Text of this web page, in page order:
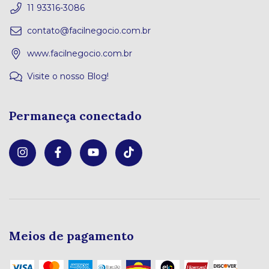
11 93316-3086
contato@facilnegocio.com.br
www.facilnegocio.com.br
Visite o nosso Blog!
Permaneça conectado
Meios de pagamento